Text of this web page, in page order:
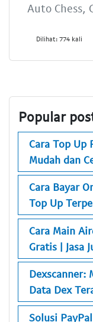
Auto Chess,
Dilihat: 774 kali
Popular
Cara Top Up
Mudah dan
Cara Bayar
Top Up
Cara Main
Gratis | Jasa
Dexscanner:
Data Dex
Solusi